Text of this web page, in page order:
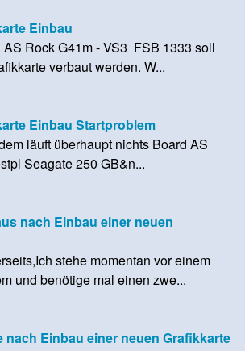
Einbau
Rock G41m - VS3 FSB 1333 soll
verbaut werden. W...
Einbau Startproblem
läuft überhaupt nichts Board AS
Seagate 250 GB&n...
nach Einbau einer neuen
stehe momentan vor einem
und benötige mal einen zwe...
nach Einbau einer neuen Grafikkarte